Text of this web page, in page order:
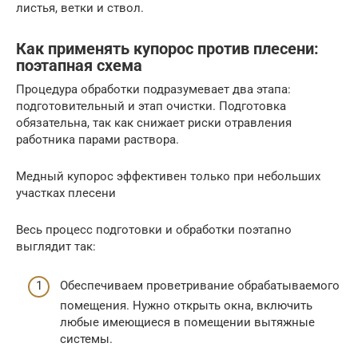
листья, ветки и ствол.
Как применять купорос против плесени:
поэтапная схема
Процедура обработки подразумевает два этапа:
подготовительный и этап очистки. Подготовка
обязательна, так как снижает риски отравления
работника парами раствора.
Медный купорос эффективен только при небольших
участках плесени
Весь процесс подготовки и обработки поэтапно
выглядит так:
Обеспечиваем проветривание обрабатываемого
помещения. Нужно открыть окна, включить
любые имеющиеся в помещении вытяжные
системы.